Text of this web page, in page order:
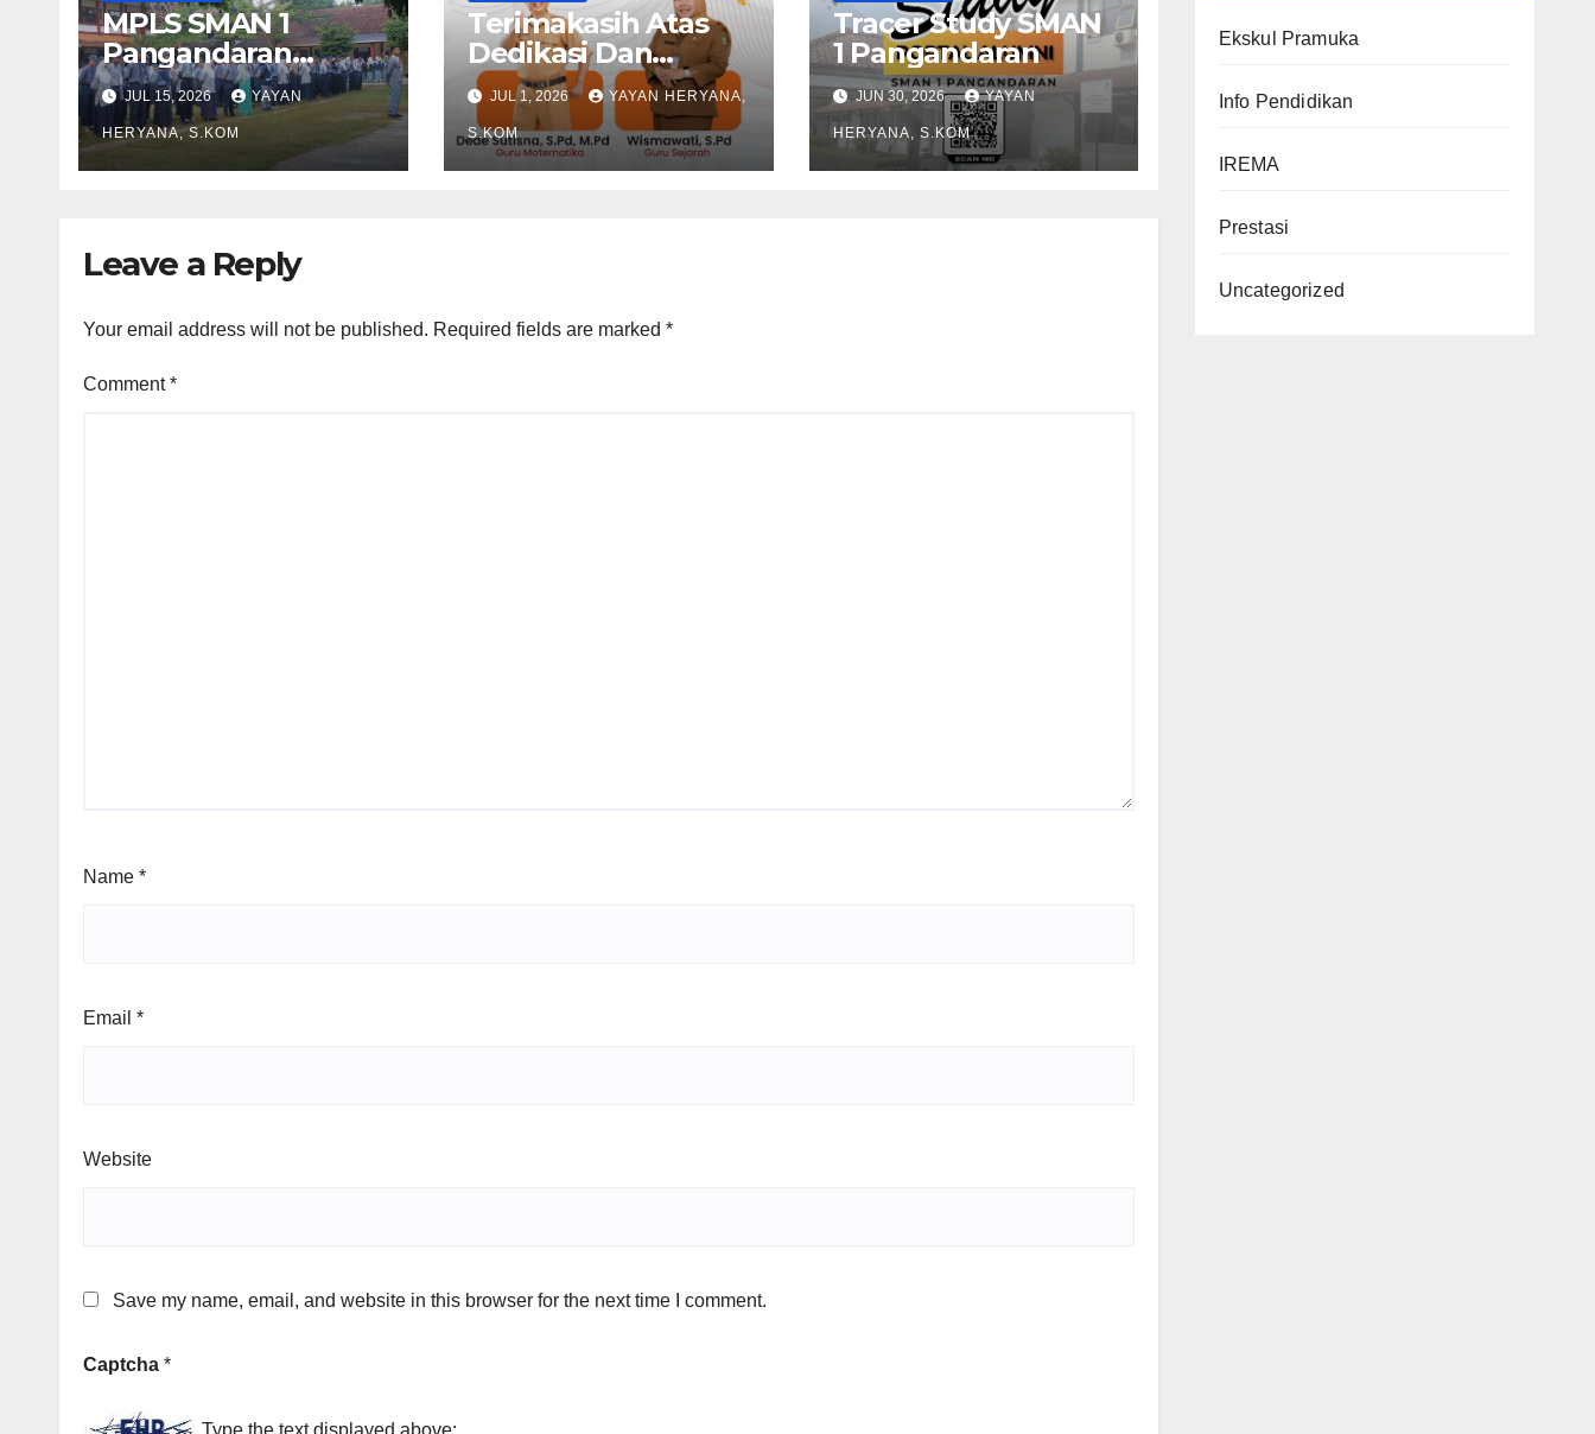
MPLS SMAN 1
Pangandaran
2026/2027
JUL 15, 2026 YAYAN
HERYANA, S.KOM
Terimakasih Atas
Dedikasi Dan
Perjuangan
Wakasek Periode
2024-2026
JUL 1, 2026 YAYAN HERYANA,
S.KOM
Tracer Study SMAN
1 Pangandaran
JUN 30, 2026 YAYAN
HERYANA, S.KOM
Leave a Reply
Your email address will not be published. Required fields are marked *
Comment*
Name *
Email *
Website
Save my name, email, and website in this browser for the next time I comment.
Captcha *
Type the text displayed above:
Ekskul Pramuka
Info Pendidikan
IREMA
Prestasi
Uncategorized